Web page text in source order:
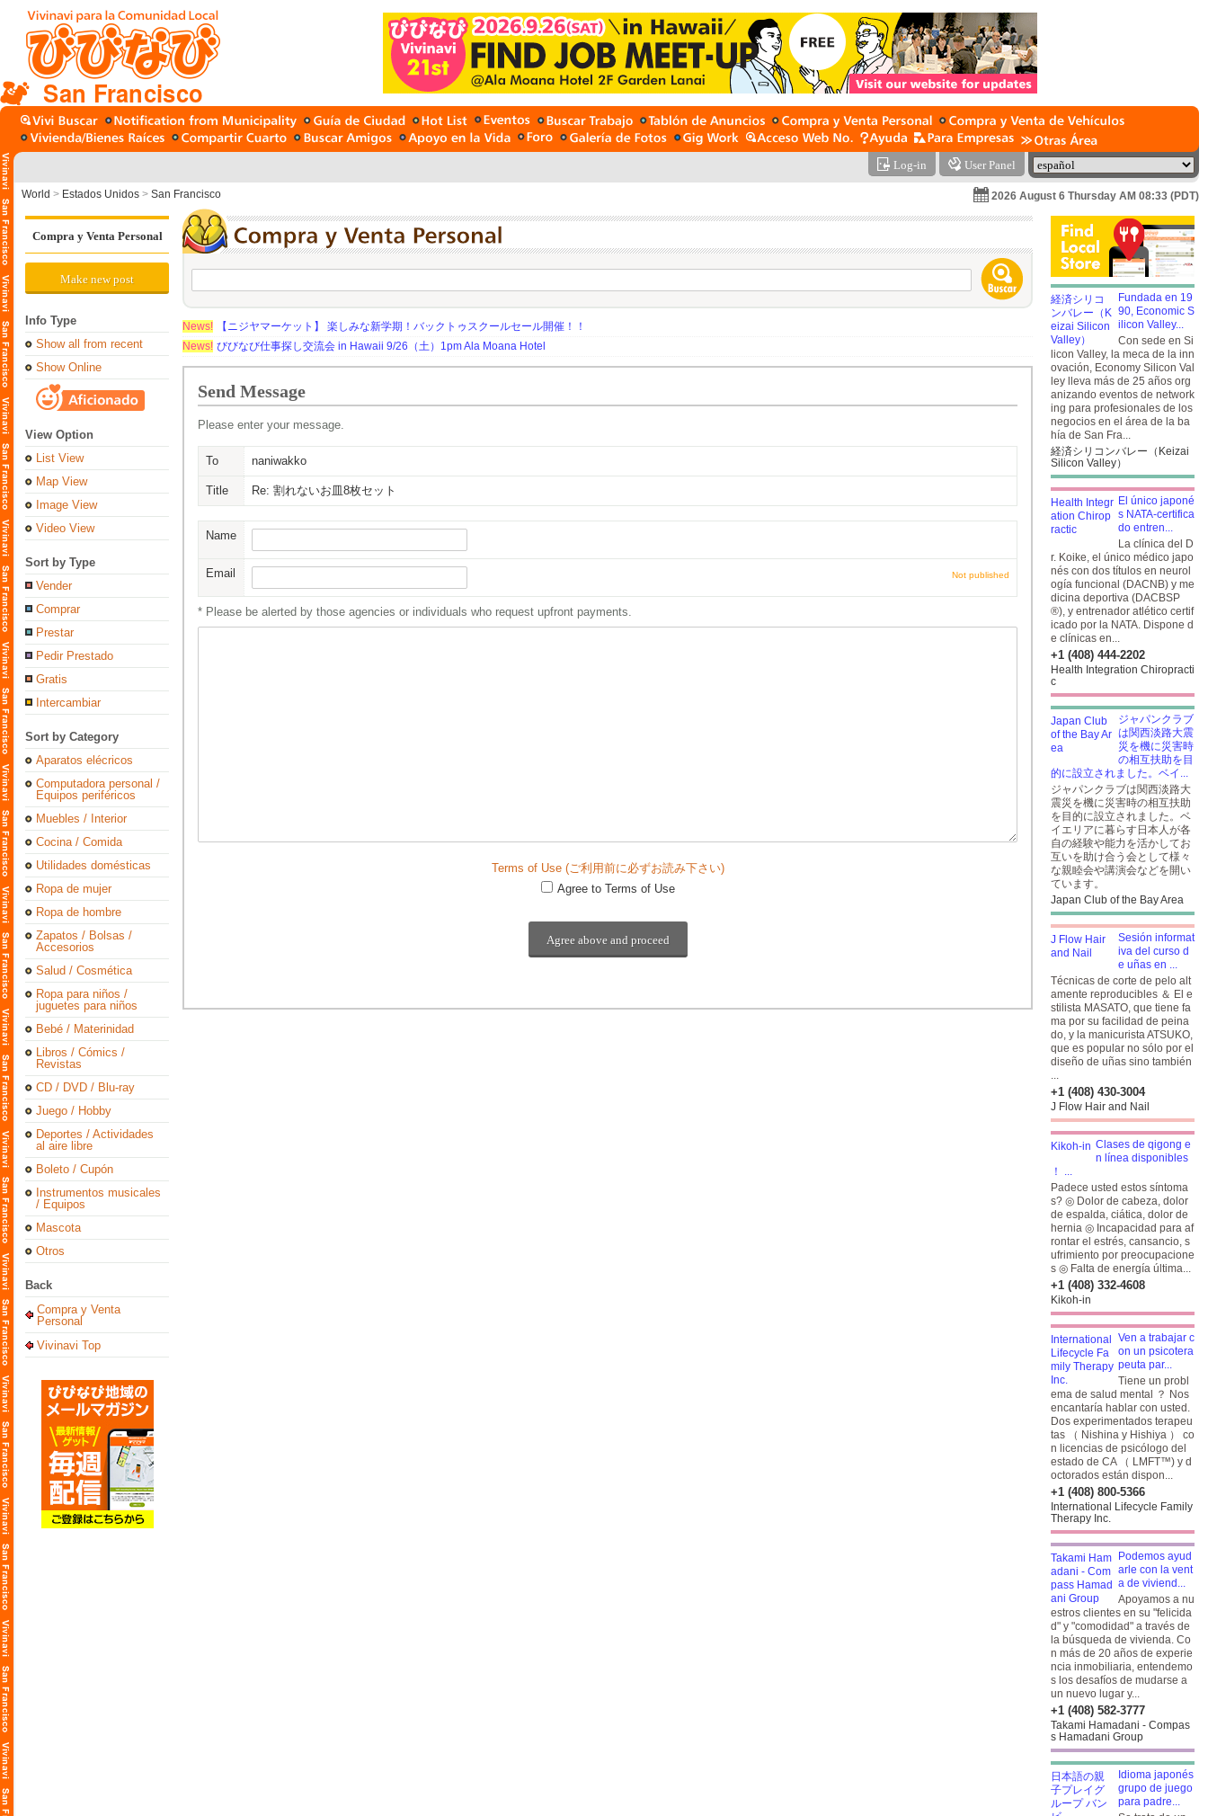
San Francisco
Log-in User Panel
World > Estados Unidos > San Francisco 2026 August 6 Thursday AM 08:33 (PDT)
Compra y Venta Personal
Make new post
Info Type
Show all from recent
Show Online
View Option
List View
Map View
Image View
Video View
Sort by Type
Vender
Comprar
Prestar
Pedir Prestado
Gratis
Intercambiar
Sort by Category
Aparatos elécricos
Computadora personal /
Equipos periféricos
Muebles / Interior
Cocina / Comida
Utilidades domésticas
Ropa de mujer
Ropa de hombre
Zapatos / Bolsas /
Accesorios
Salud / Cosmética
Ropa para niños /
juguetes para niños
Bebé / Materinidad
Libros / Cómics /
Revistas
CD / DVD / Blu-ray
Juego / Hobby
Deportes / Actividades
al aire libre
Boleto / Cupón
Instrumentos musicales
/ Equipos
Mascota
Otros
Back
Compra y Venta
Personal
Vivinavi Top
News!
【ニジヤマーケット】 楽しみな新学期！バックトゥスクールセール開催！！
News! びびなび仕事探し交流会 in Hawaii 9/26（土）1pm Ala Moana Hotel
Send Message
Please enter your message.
To naniwakko
Title Re: 割れないお皿8枚セット
Name
Email Not published
* Please be alerted by those agencies or individuals who request upfront payments.
Terms of Use (ご利用前に必ずお読み下さい)
Agree to Terms of Use
Fundada en 19
90, Economic S
ilicon Valley...
Con sede en Si
licon Valley, la meca de la inn
ovación, Economy Silicon Val
ley lleva más de 25 años org
anizando eventos de network
ing para profesionales de los
negocios en el área de la ba
hía de San Fra...
経済シリコンバレー（Keizai
Silicon Valley）
El único japoné
s NATA-certifica
do entren...
La clínica del D
r. Koike, el único médico japo
nés con dos títulos en neurol
ogía funcional (DACNB) y me
dicina deportiva (DACBSP
®), y entrenador atlético certif
icado por la NATA. Dispone d
e clínicas en...
+1 (408) 444-2202
Health Integration Chiropracti
c
ジャパンクラブ
は関西淡路大震
災を機に災害時
の相互扶助を目
的に設立されました。ベイ...
ジャパンクラブは関西淡路大
震災を機に災害時の相互扶助
を目的に設立されました。ベ
イエリアに暮らす日本人が各
自の経験や能力を活かしてお
互いを助け合う会として様々
な親睦会や講演会などを開い
ています。
Japan Club of the Bay Area
Sesión informat
iva del curso d
e uñas en ...
Técnicas de corte de pelo alt
amente reproducibles ＆ El e
stilista MASATO, que tiene fa
ma por su facilidad de peina
do, y la manicurista ATSUKO,
que es popular no sólo por el
diseño de uñas sino también
...
+1 (408) 430-3004
J Flow Hair and Nail
Clases de qigong e
n línea disponibles
！ ...
Padece usted estos síntoma
s? ◎ Dolor de cabeza, dolor
de espalda, ciática, dolor de
hernia ◎ Incapacidad para af
rontar el estrés, cansancio, s
ufrimiento por preocupacione
s ◎ Falta de energía última...
+1 (408) 332-4608
Kikoh-in
Ven a trabajar c
on un psicotera
peuta par...
Tiene un probl
ema de salud mental ？ Nos
encantaría hablar con usted.
Dos experimentados terapeu
tas （ Nishina y Hishiya ） co
n licencias de psicólogo del
estado de CA （ LMFT™) y d
octorados están dispon...
+1 (408) 800-5366
International Lifecycle Family
Therapy Inc.
Podemos ayud
arle con la vent
a de viviend...
Apoyamos a nu
estros clientes en su "felicida
d" y "comodidad" a través de
la búsqueda de vivienda. Co
n más de 20 años de experie
ncia inmobiliaria, entendemo
s los desafíos de mudarse a
un nuevo lugar y...
+1 (408) 582-3777
Takami Hamadani - Compas
s Hamadani Group
Idioma japonés
grupo de juego
para padre...